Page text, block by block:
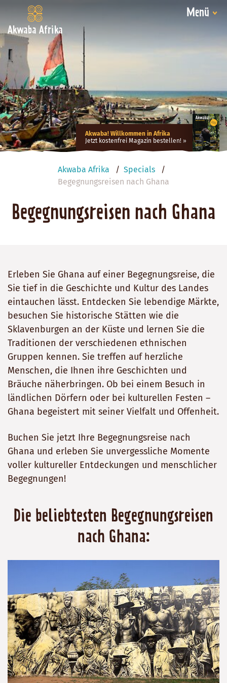
Akwaba Afrika
Menü
Akwaba! Willkommen in Afrika
Jetzt kostenfrei Magazin bestellen!
Akwaba Afrika
Specials
Begegnungsreisen nach Ghana
Begegnungsreisen nach Ghana
Erleben Sie Ghana auf einer Begegnungsreise, die
Sie tief in die Geschichte und Kultur des Landes
eintauchen lässt. Entdecken Sie lebendige Märkte,
besuchen Sie historische Stätten wie die
Sklavenburgen an der Küste und lernen Sie die
Traditionen der verschiedenen ethnischen
Gruppen kennen. Sie treffen auf herzliche
Menschen, die Ihnen ihre Geschichten und
Bräuche näherbringen. Ob bei einem Besuch in
ländlichen Dörfern oder bei kulturellen Festen –
Ghana begeistert mit seiner Vielfalt und Offenheit.
Buchen Sie jetzt Ihre Begegnungsreise nach
Ghana und erleben Sie unvergessliche Momente
voller kultureller Entdeckungen und menschlicher
Begegnungen!
Die beliebtesten Begegnungsreisen
nach Ghana: